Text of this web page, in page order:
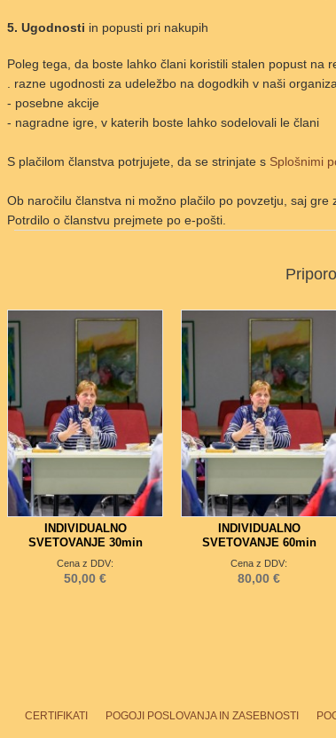
5. Ugodnosti in popusti pri nakupih
Poleg tega, da boste lahko člani koristili stalen popust na
. razne ugodnosti za udeležbo na dogodkih v naši
- posebne akcije
- nagradne igre, v katerih boste lahko sodelovali le člani
S plačilom članstva potrjujete, da se strinjate s Splošnimi
Ob naročilu članstva ni možno plačilo po povzetju, saj gre
Potrdilo o članstvu prejmete po e-pošti.
INDIVIDUALNO
SVETOVANJE 30min
Cena z DDV:
50,00 €
INDIVIDUALNO
SVETOVANJE 60min
Cena z DDV:
80,00 €
CERTIFIKATI POGOJI POSLOVANJA IN ZASEBNOSTI